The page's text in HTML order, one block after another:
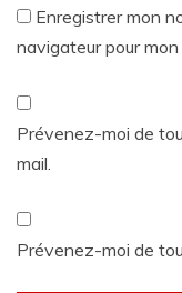
Enregistrer mon
navigateur pour
Prévenez-moi de
mail.
Prévenez-moi de